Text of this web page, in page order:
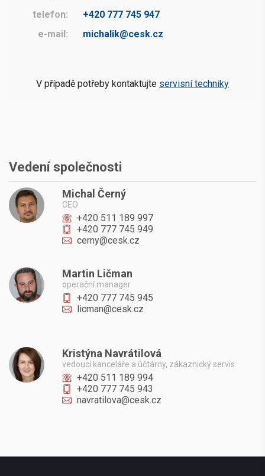
telefon:
+420 777 745 947
e-mail:
michalik@cesk.cz
V případě potřeby kontaktujte servisní techniky
Vedení společnosti
Michal Černý
CEO
+420 511 189 997
+420 777 745 949
cerny@cesk.cz
Martin Ličman
operační manager
+420 777 745 945
licman@cesk.cz
Kristýna Navrátilová
vedoucí kanceláře a účtárny, zákaznický servis
+420 511 189 994
+420 777 745 943
navratilova@cesk.cz